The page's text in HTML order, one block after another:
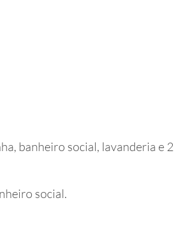
banheiro social, lavanderia e 2
social.